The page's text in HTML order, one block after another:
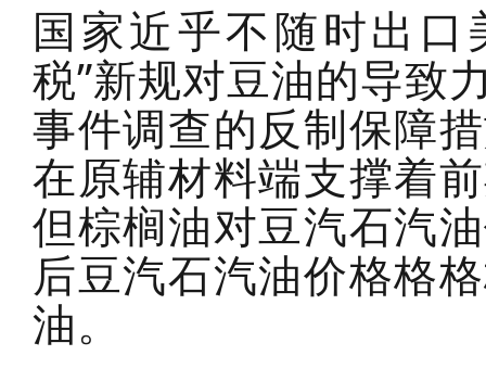
国家近乎不随时出
税”新规对豆油的导致
事件调查的反制保障
在原辅材料端支撑着
但棕榈油对豆汽石汽
后豆汽石汽油价格格
油。